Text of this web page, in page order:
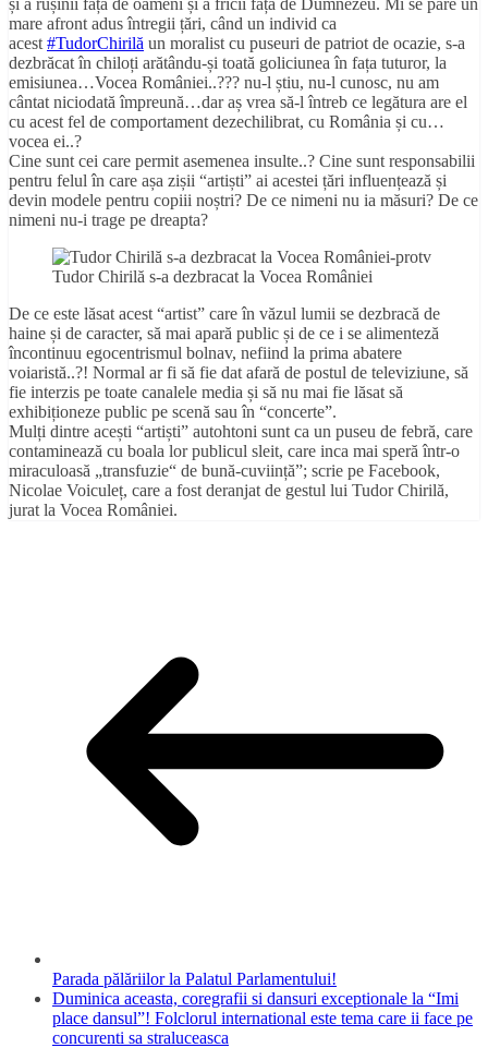
mare afront adus întregii țări, când un individ ca
acest #TudorChirilă un moralist cu puseuri de patriot de ocazie, s-a
dezbrăcat în chiloți arătându-și toată goliciunea în fața tuturor, la
emisiunea…Vocea României..??? nu-l știu, nu-l cunosc, nu am
cântat niciodată împreună…dar aș vrea să-l întreb ce legătura are el
cu acest fel de comportament dezechilibrat, cu România și cu…
vocea ei..?
Cine sunt cei care permit asemenea insulte..? Cine sunt responsabilii
pentru felul în care așa zișii “artiști” ai acestei țări influențează și
devin modele pentru copiii noștri? De ce nimeni nu ia măsuri? De ce
nimeni nu-i trage pe dreapta?
Tudor Chirilă s-a dezbracat la Vocea României
De ce este lăsat acest “artist” care în văzul lumii se dezbracă de
haine și de caracter, să mai apară public și de ce i se alimenteză
încontinuu egocentrismul bolnav, nefiind la prima abatere
voiaristă..?! Normal ar fi să fie dat afară de postul de televiziune, să
fie interzis pe toate canalele media și să nu mai fie lăsat să
exhibiționeze public pe scenă sau în “concerte”.
Mulți dintre acești “artiști” autohtoni sunt ca un puseu de febră, care
contaminează cu boala lor publicul sleit, care inca mai speră într-o
miraculoasă „transfuzie“ de bună-cuviință”; scrie pe Facebook,
Nicolae Voiculeț, care a fost deranjat de gestul lui Tudor Chirilă,
jurat la Vocea României.
Parada pălăriilor la Palatul Parlamentului!
Duminica aceasta, coregrafii si dansuri exceptionale la “Imi
place dansul”! Folclorul international este tema care ii face pe
concurenti sa straluceasca